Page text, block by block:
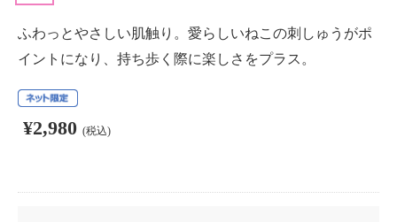
ふわっとやさしい肌触り。愛らしいねこの刺しゅうがポ
イントになり、持ち歩く際に楽しさをプラス。
¥2,980 (税込)